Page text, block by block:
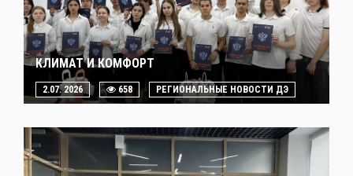
КЛИМАТ И КОМФОРТ
2.07. 2026 658 РЕГИОНАЛЬНЫЕ НОВОСТИ ДЭ